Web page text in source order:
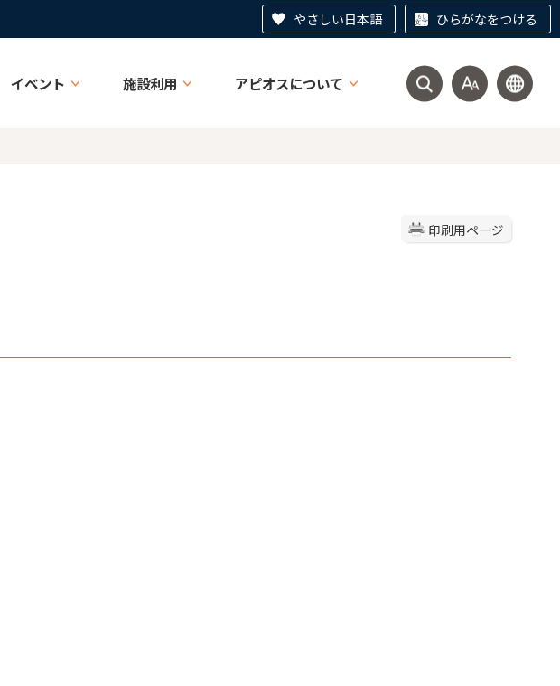
やさしい日本語 ひらがなをつける
イベント 施設利用 アピオスについて
印刷用ページ